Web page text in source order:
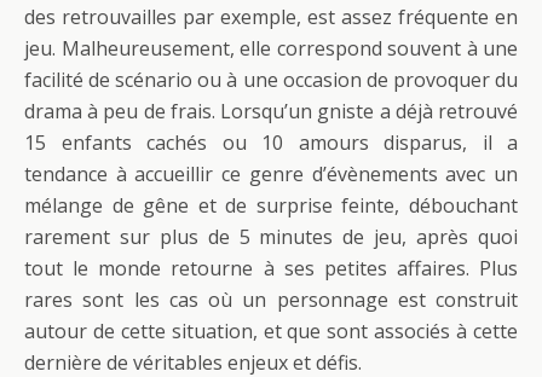
des retrouvailles par exemple, est assez fréquente en
jeu. Malheureusement, elle correspond souvent à une
facilité de scénario ou à une occasion de provoquer du
drama à peu de frais. Lorsqu’un gniste a déjà retrouvé
15 enfants cachés ou 10 amours disparus, il a
tendance à accueillir ce genre d’évènements avec un
mélange de gêne et de surprise feinte, débouchant
rarement sur plus de 5 minutes de jeu, après quoi
tout le monde retourne à ses petites affaires. Plus
rares sont les cas où un personnage est construit
autour de cette situation, et que sont associés à cette
dernière de véritables enjeux et défis.